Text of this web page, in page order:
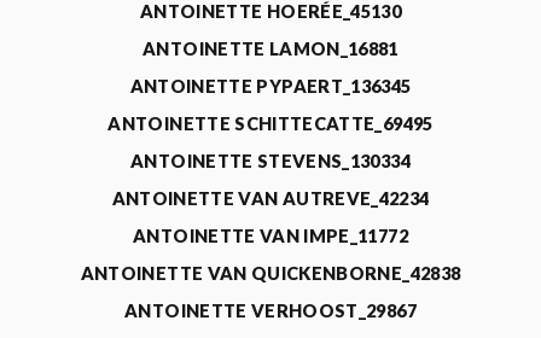
ANTOINETTE HOERÉE_45130
ANTOINETTE LAMON_16881
ANTOINETTE PYPAERT_136345
ANTOINETTE SCHITTECATTE_69495
ANTOINETTE STEVENS_130334
ANTOINETTE VAN AUTREVE_42234
ANTOINETTE VAN IMPE_11772
ANTOINETTE VAN QUICKENBORNE_42838
ANTOINETTE VERHOOST_29867